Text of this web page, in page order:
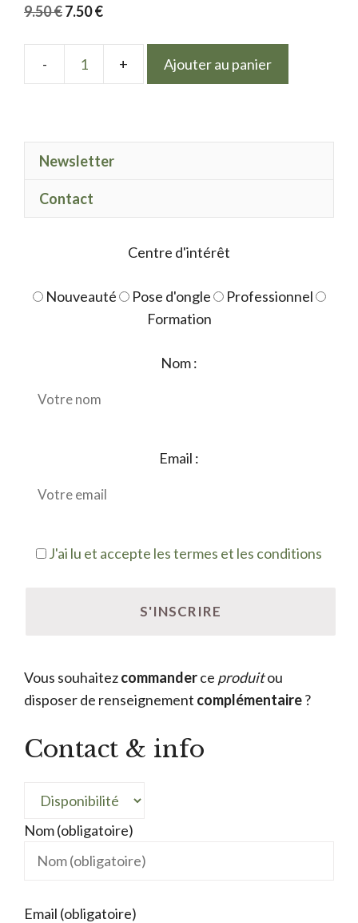
9.50€Le
initial
7.50€Le
quantité
gel
Ajouter au panier
Newsletter
Contact
Centre d'intérêt
Nouveauté Pose d'ongle
Professionnel
Formation
Nom :
Email :
J'ai lu et accepte les termes et les conditions
Vous souhaitezcommanderce produitou
disposer de renseignement complémentaire?
Contact & info
Nom (obligatoire)
Email (obligatoire)